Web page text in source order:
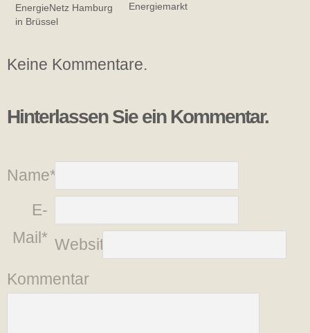
EnergieNetz Hamburg
in Brüssel
Energiemarkt
Keine Kommentare.
Hinterlassen Sie ein Kommentar.
Name*
E-
Mail* Website
Kommentar